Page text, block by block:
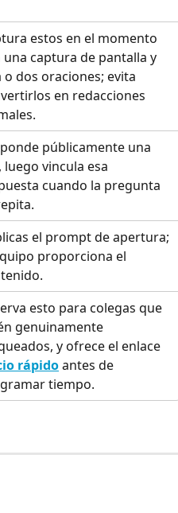
estos en el momento
una captura de pantalla y
o dos oraciones; evita
en redacciones
públicamente una
luego vincula esa
cuando la pregunta
el prompt de apertura;
proporciona el
esto para colegas que
genuinamente
y ofrece el enlace
rápido antes de
tiempo.